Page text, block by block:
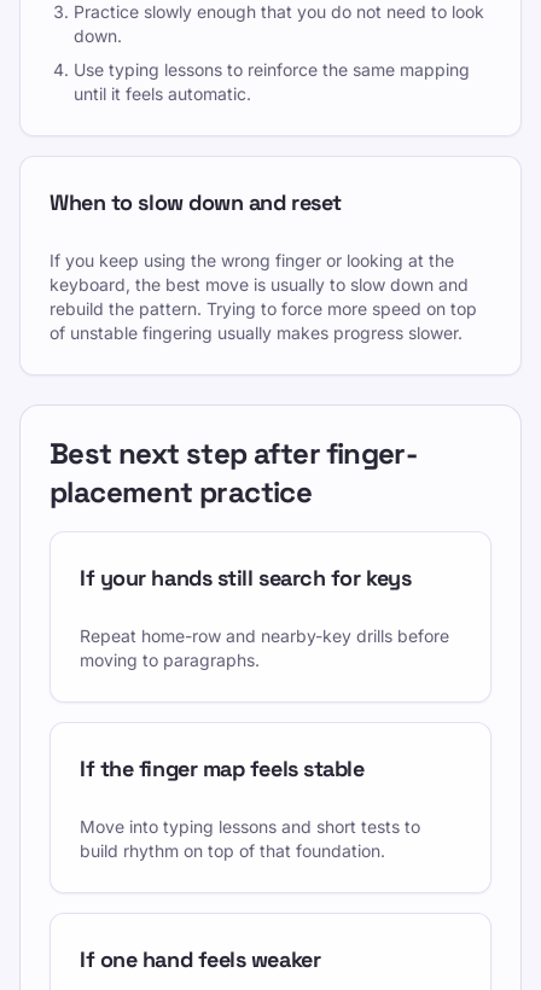
Practice slowly enough that you do not need to look
down.
Use typing lessons to reinforce the same mapping
until it feels automatic.
When to slow down and reset
If you keep using the wrong finger or looking at the
keyboard, the best move is usually to slow down and
rebuild the pattern. Trying to force more speed on top
of unstable fingering usually makes progress slower.
Best next step after finger-
placement practice
If your hands still search for keys
Repeat home-row and nearby-key drills before
moving to paragraphs.
If the finger map feels stable
Move into typing lessons and short tests to
build rhythm on top of that foundation.
If one hand feels weaker